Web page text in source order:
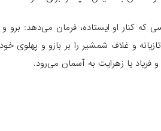
کنار او ایستاده، فرمان می‌دهد: برو و
و غلاف شمشیر را بر بازو و
یا زهرایت به آسمان می‌رود.